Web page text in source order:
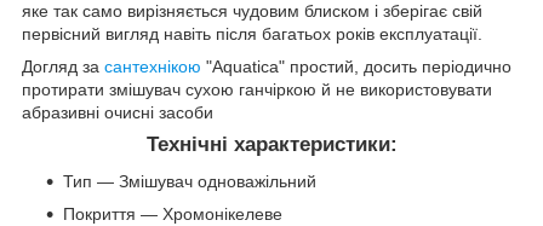
яке так само вирізняється чудовим блиском і зберігає свій
первісний вигляд навіть після багатьох років експлуатації.
Догляд за сантехнікою "Aquatica" простий, досить періодично
протирати змішувач сухою ганчіркою й не використовувати
абразивні очисні засоби
Технічні характеристики:
Тип — Змішувач одноважільний
Покриття — Хромонікелеве